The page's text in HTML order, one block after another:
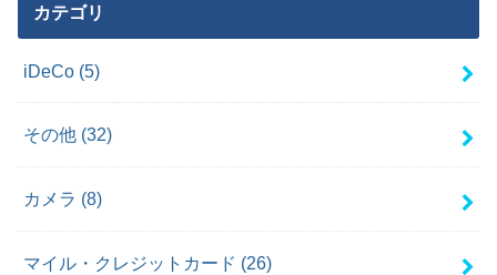
カテゴリ
iDeCo (5)
その他 (32)
カメラ (8)
マイル・クレジットカード (26)